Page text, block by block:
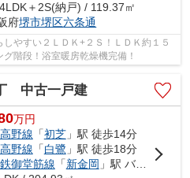
＋2S(納戸) / 119.37㎡
府堺市堺区六条通
やすい２ＬＤＫ+２Ｓ！ＬＤＫ約１５
階段！浴室暖房乾燥機完備！
中古一戸建
万円
野線 「初芝」駅 徒歩14分
野線 「白鷺 」駅 徒歩18分
御堂筋線 「新金岡 」駅 バス8分 「金田新田」 停歩13分